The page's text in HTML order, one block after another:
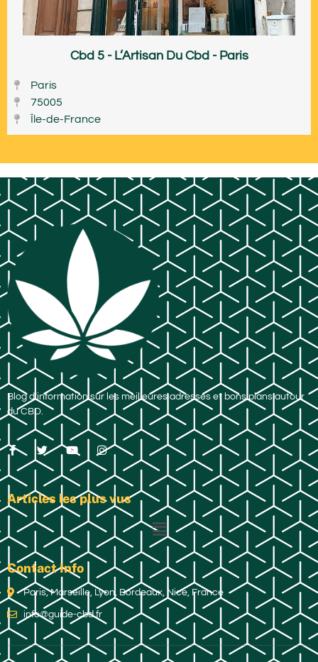
Cbd 5 - L’Artisan Du Cbd - Paris
Paris
75005
Île-de-France
Blog d’information sur les meilleures adresses et bons plans autour
du CBD.
Articles les plus vus
Contact Info
Paris, Marseille, Lyon, Bordeaux, Nice, France
info@guide-cbd.fr